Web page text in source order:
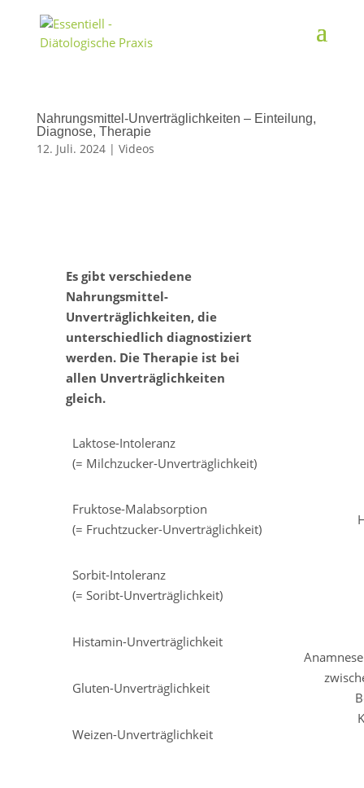
Nahrungsmittel-Unverträglichkeiten – Einteilung,
Diagnose, Therapie
12. Juli. 2024| Videos
Es gibt verschiedene
Nahrungsmittel-
Unverträglichkeiten, die
unterschiedlich diagnostiziert
werden. Die Therapie ist bei
allen Unverträglichkeiten
gleich.
Laktose-Intoleranz
(= Milchzucker-Unverträglichkeit)
Fruktose-Malabsorption
(= Fruchtzucker-Unverträglichkeit)
Sorbit-Intoleranz
(= Soribt-Unverträglichkeit)
Histamin-Unverträglichkeit
Gluten-Unverträglichkeit
Weizen-Unverträglichkeit